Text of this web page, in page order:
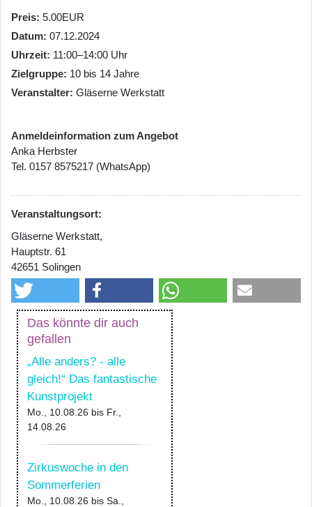
Preis 5.00EUR
Datum 07.12.2024
Uhrzeit 11:00–14:00 Uhr
Zielgruppe 10 bis 14 Jahre
Veranstalter Gläserne Werkstatt
Anmeldeinformation zum Angebot
Anka Herbster
Tel. 0157 8575217 (WhatsApp)
Veranstaltungsort:
Gläserne Werkstatt,
Hauptstr. 61
42651 Solingen
Das könnte dir auch
gefallen
„Alle anders? - alle
gleich!“ Das fantastische
Kunstprojekt
Mo., 10.08.26 bis Fr.,
14.08.26
Zirkuswoche in den
Sommerferien
Mo., 10.08.26 bis Sa.,